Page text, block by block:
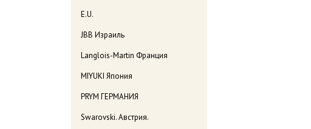
E.U.
JBB Израиль
Langlois-Martin Франция
MIYUKI Япония
PRYM ГЕРМАНИЯ
Swarovski. Австрия.